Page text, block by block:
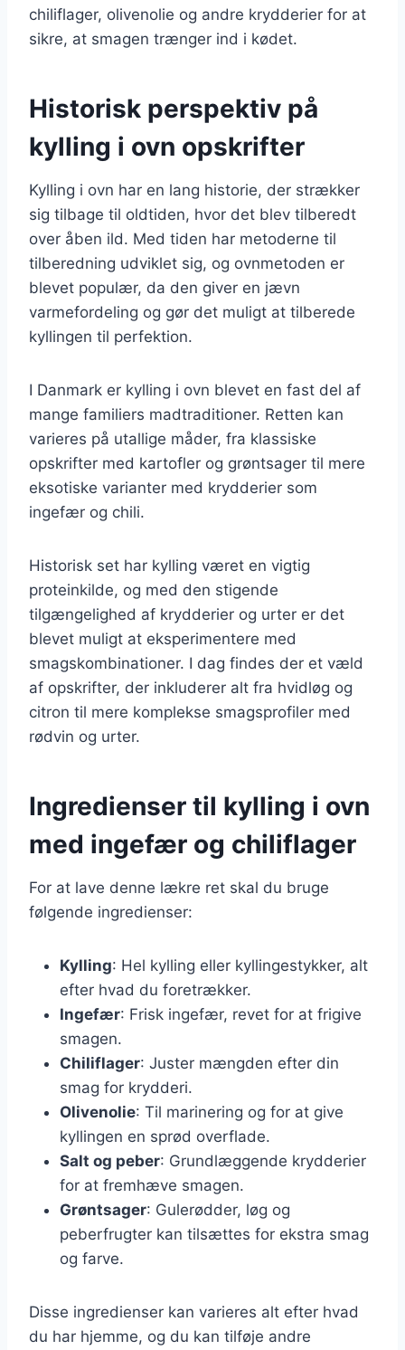
chiliflager, olivenolie og andre krydderier for at
sikre, at smagen trænger ind i kødet.
Historisk perspektiv på
kylling i ovn opskrifter
Kylling i ovn har en lang historie, der strækker
sig tilbage til oldtiden, hvor det blev tilberedt
over åben ild. Med tiden har metoderne til
tilberedning udviklet sig, og ovnmetoden er
blevet populær, da den giver en jævn
varmefordeling og gør det muligt at tilberede
kyllingen til perfektion.
I Danmark er kylling i ovn blevet en fast del af
mange familiers madtraditioner. Retten kan
varieres på utallige måder, fra klassiske
opskrifter med kartofler og grøntsager til mere
eksotiske varianter med krydderier som
ingefær og chili.
Historisk set har kylling været en vigtig
proteinkilde, og med den stigende
tilgængelighed af krydderier og urter er det
blevet muligt at eksperimentere med
smagskombinationer. I dag findes der et væld
af opskrifter, der inkluderer alt fra hvidløg og
citron til mere komplekse smagsprofiler med
rødvin og urter.
Ingredienser til kylling i ovn
med ingefær og chiliflager
For at lave denne lækre ret skal du bruge
følgende ingredienser:
Kylling: Hel kylling eller kyllingestykker, alt
efter hvad du foretrækker.
Ingefær: Frisk ingefær, revet for at frigive
smagen.
Chiliflager: Juster mængden efter din
smag for krydderi.
Olivenolie: Til marinering og for at give
kyllingen en sprød overflade.
Salt og peber: Grundlæggende krydderier
for at fremhæve smagen.
Grøntsager: Gulerødder, løg og
peberfrugter kan tilsættes for ekstra smag
og farve.
Disse ingredienser kan varieres alt efter hvad
du har hjemme, og du kan tilføje andre